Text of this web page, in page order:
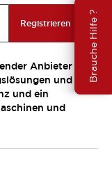
Brauche Hilfe ?
Registrieren
Anbieter
und
und ein
und